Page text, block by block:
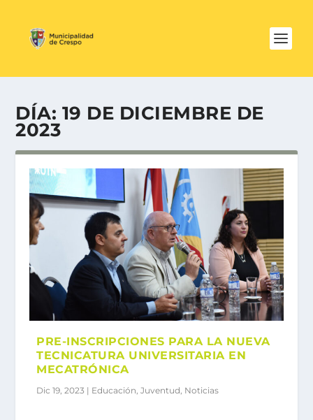
DÍA: 19 DE DICIEMBRE DE
2023
PRE-INSCRIPCIONES PARA LA NUEVA
TECNICATURA UNIVERSITARIA EN
MECATRÓNICA
Dic 19, 2023 | Educación ,Juventud Noticias